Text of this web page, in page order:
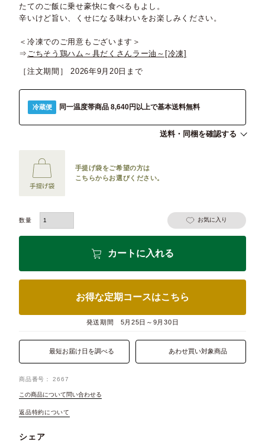
たてのご飯に乗せ豪快に食べるもよし。
辛いけど旨い、くせになる味わいをお楽しみください。
＜冷凍でのご用意もございます＞
⇒ ごちそう鶏ハム～具だくさんラー油～[冷凍]
［注文期間］
2026年9月20日
冷蔵便 同一温度帯商品 8,640円以上で基本送料無料
送料・同梱を確認する
手提げ袋をご希望の方は
こちらからお選びください。
お気に入り
カートに入れる
お得な定期コースはこちら
発送期間 5月25日～9月30日
最短お届け日を調べる あわせ買い対象商品
商品番号 2667
この商品について問い合わせる
返品特約について
シェア